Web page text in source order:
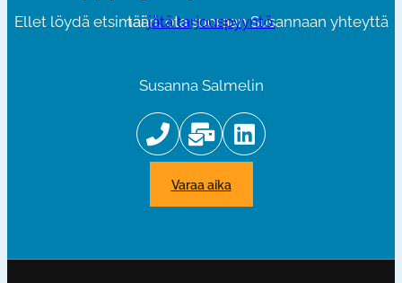
Ellet löydä etsimääri, ota suoraan Susannaan yhteyttä taijätä tarjouspyyntö.
Susanna Salmelin
varaa aika